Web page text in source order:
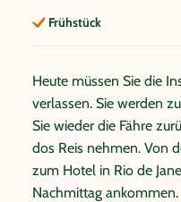
Frühstück
Heute müssen Sie die
verlassen. Sie werden
Sie wieder die Fähre
dos Reis nehmen. Von
zum Hotel in Rio de
Nachmittag ankommen.